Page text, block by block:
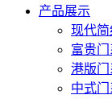
产品展示
现代简
富贵门
港版门
中式门